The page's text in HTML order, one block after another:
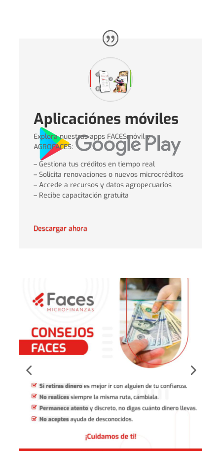
Aplicaciónes móviles
Explora nuestras apps FACESmóvil y
AGROFACES:
– Gestiona tus créditos en tiempo real
– Solicita renovaciones o nuevos microcréditos
– Accede a recursos y datos agropecuarios
– Recibe capacitación gratuita
Descargar ahora